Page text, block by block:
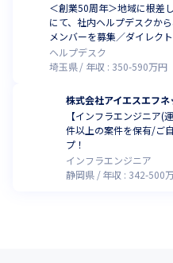
＜創業50周年＞地域に根差
にて、社内ヘルプデスクか
メンバーを募集／ダイレク
やりがいのあるポジション
ヘルプデスク
埼玉県
年収 : 350-590万円
株式会社アイエスエフネ
【インフラエンジニア(
件以上の案件を保有/ご
プ！
インフラエンジニア
静岡県
年収 : 342-500